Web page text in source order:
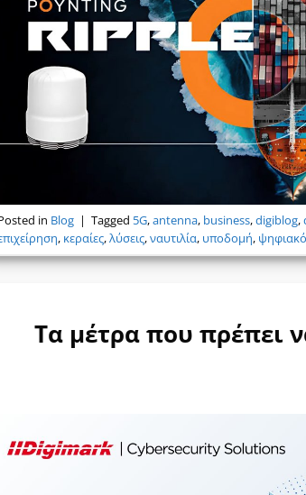
in Blog | Tagged 5G,antenna, business,digiblog,
, κεραίες,λύσεις,ναυτιλία, υποδομή, ψηφιακό
Τα μέτρα που πρέπει